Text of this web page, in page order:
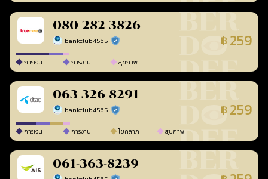
080-282-3826
bankclub4565 ร้านยืนยันแล้ว ฿ 259
การเงิน การงาน สุขภาพ
063-326-8291
bankclub4565 ร้านยืนยันแล้ว ฿ 259
การเงิน การงาน โชคลาภ สุขภาพ
061-363-8239